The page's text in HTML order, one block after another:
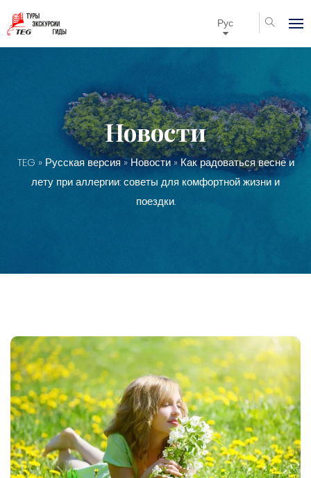
Рус
Новости
TEG » Русская версия»Новости» Как радоваться весне и
лету при аллергии: советы для комфортной жизни и
поездки.